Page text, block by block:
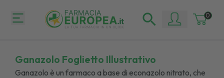
0
Ganazolo Foglietto Illustrativo
Ganazolo è un farmaco a base di econazolo nitrato, che